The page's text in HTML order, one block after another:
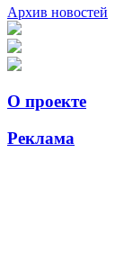
Архив новостей
О проекте
Реклама